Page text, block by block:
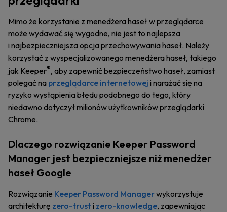
Mimo że korzystanie z menedżera haseł w przeglądarce
może wydawać się wygodne, nie jest to najlepsza
i najbezpieczniejsza opcja przechowywania haseł. Należy
korzystać z wyspecjalizowanego menedżera haseł, takiego
jak Keeper®, aby zapewnić bezpieczeństwo haseł, zamiast
polegać na przeglądarce internetowej i narażać się na
ryzyko wystąpienia błędu podobnego do tego, który
niedawno dotyczył milionów użytkowników przeglądarki
Chrome.
Dlaczego rozwiązanie Keeper Password
Manager jest bezpieczniejsze niż menedżer
haseł Google
Rozwiązanie Keeper Password Managerwykorzystuje
architekturę zero-trusti zero-knowledge, zapewniając